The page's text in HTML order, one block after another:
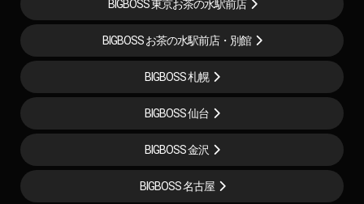
BIGBOSS 東京お茶の水駅前店
BIGBOSS お茶の水駅前店・別館
BIGBOSS 札幌
BIGBOSS 仙台
BIGBOSS 金沢
BIGBOSS 名古屋